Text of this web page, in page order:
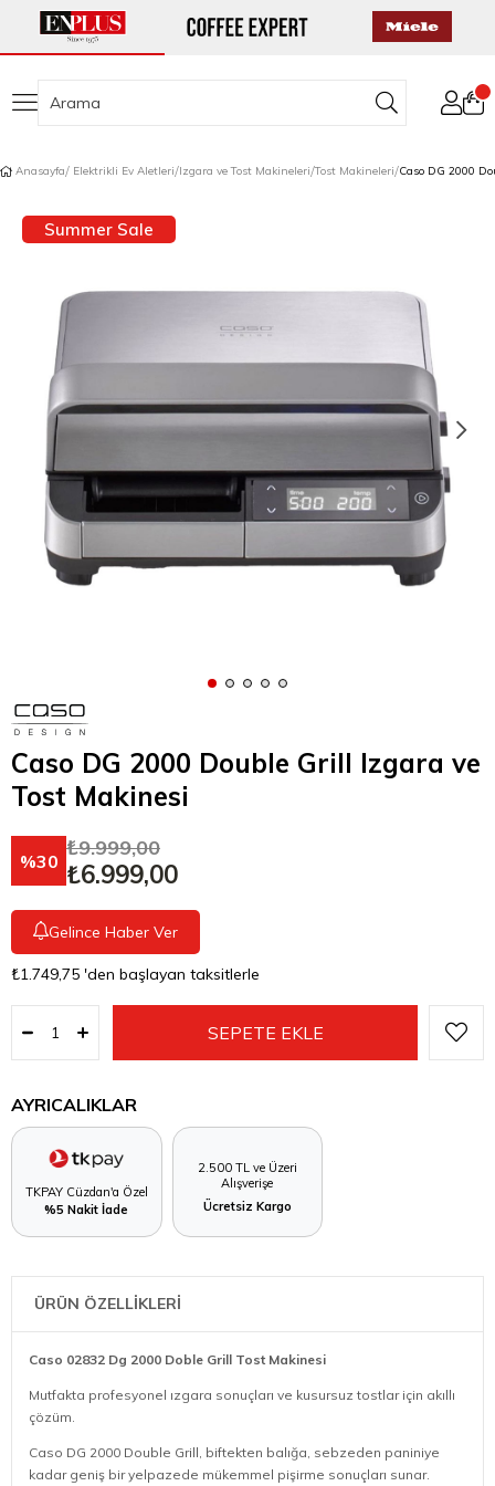
Anasayfa Elektrikli Ev Aletleri Izgara ve Tost Makineleri Tost Makineleri
Summer Sale
Caso DG 2000 Double Grill Izgara ve
Tost Makinesi
30
₺9.999,00
₺6.999,00
Gelince Haber Ver
₺1.749,75 'den başlayan taksitlerle
AYRICALIKLAR
TKPAY Cüzdan'a Özel
%5 Nakit İade
2.500 TL ve Üzeri
Alışverişe
Ücretsiz Kargo
ÜRÜN ÖZELLİKLERİ
Caso 02832 Dg 2000 Doble Grill Tost Makinesi
Mutfakta profesyonel ızgara sonuçları ve kusursuz tostlar için akıllı
çözüm.
Caso DG 2000 Double Grill, biftekten balığa, sebzeden paniniye
kadar geniş bir yelpazede mükemmel pişirme sonuçları sunar.